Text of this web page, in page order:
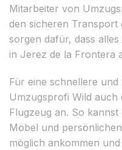
Mitarbeiter von
den sicheren Transport
sorgen dafür, dass
in Jerez de la Frontera
Für eine schnellere
Umzugsprofi Wild auch
Flugzeug an. So
Möbel und
möglich ankommen